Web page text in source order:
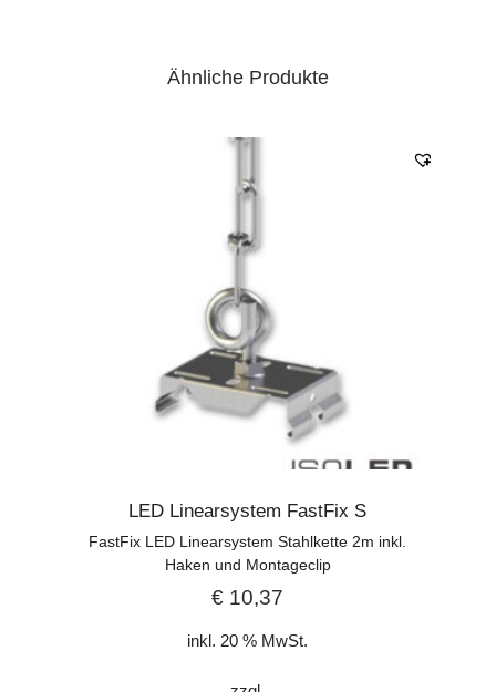
Ähnliche Produkte
LED Linearsystem FastFix S
FastFix LED Linearsystem Stahlkette 2m inkl.
Haken und Montageclip
€ 10,37
inkl. 20 % MwSt.